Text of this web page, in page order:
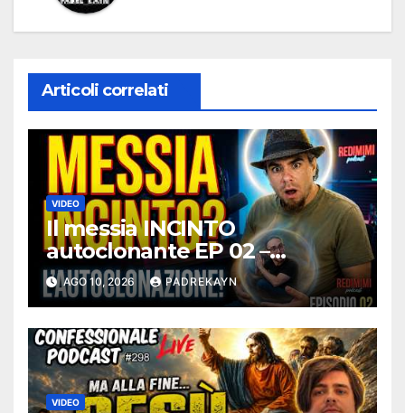
Articoli correlati
VIDEO
Il messia INCINTO
autoclonante EP 02 –
Redimimi Podcast
RELOADED
AGO 10, 2026 PADREKAYN
VIDEO